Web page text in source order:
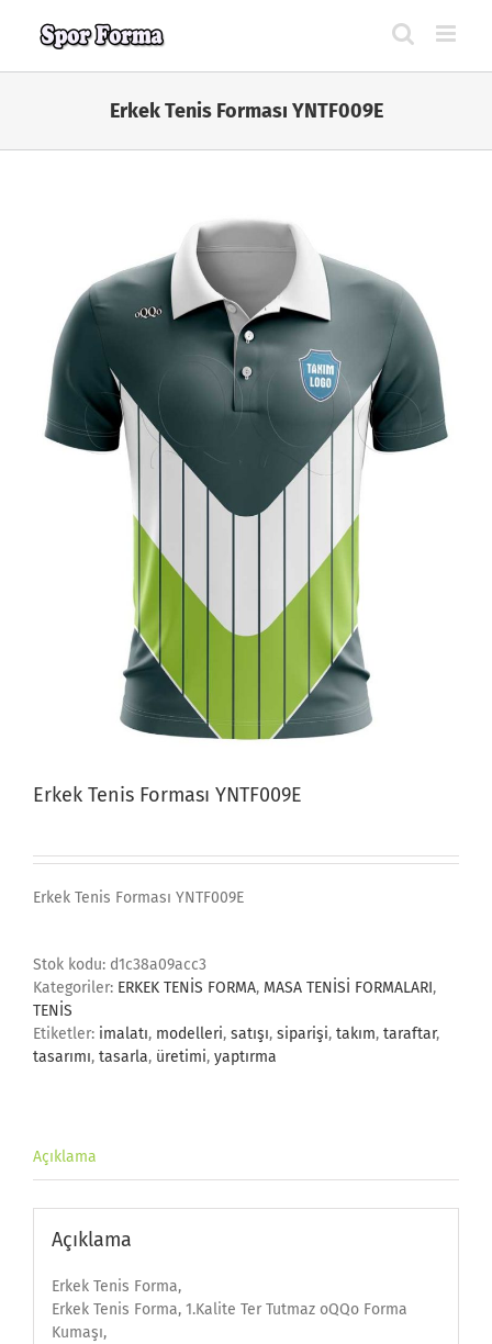
Erkek Tenis Forması YNTF009E
Erkek Tenis Forması YNTF009E
Erkek Tenis Forması YNTF009E
Stok kodu: d1c38a09acc3
Kategoriler: ERKEK TENİS FORMA, MASA TENİSİ FORMALARI,
TENİS
Etiketler: imalatı, modelleri, satışı, siparişi, takım, taraftar,
tasarımı, tasarla, üretimi, yaptırma
Açıklama
Açıklama
Erkek Tenis Forma,
Erkek Tenis Forma, 1.Kalite Ter Tutmaz oQQo Forma
Kumaşı,